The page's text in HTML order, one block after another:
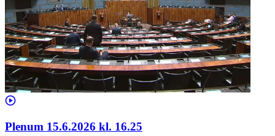
Plenum 15.6.2026 kl. 16.25